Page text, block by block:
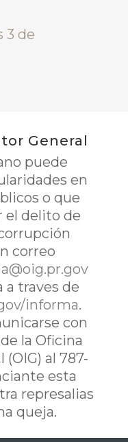
3 de
General
puede
en
o que
el delito de
correo
a traves de
informa.
con
la Oficina
al 787-
esta
represalias
queja.